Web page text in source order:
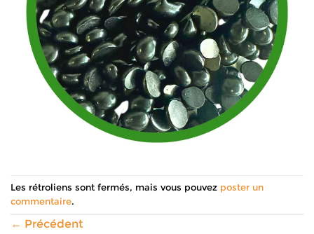
Les rétroliens sont fermés, mais vous pouvez poster un
commentaire.
← Précédent